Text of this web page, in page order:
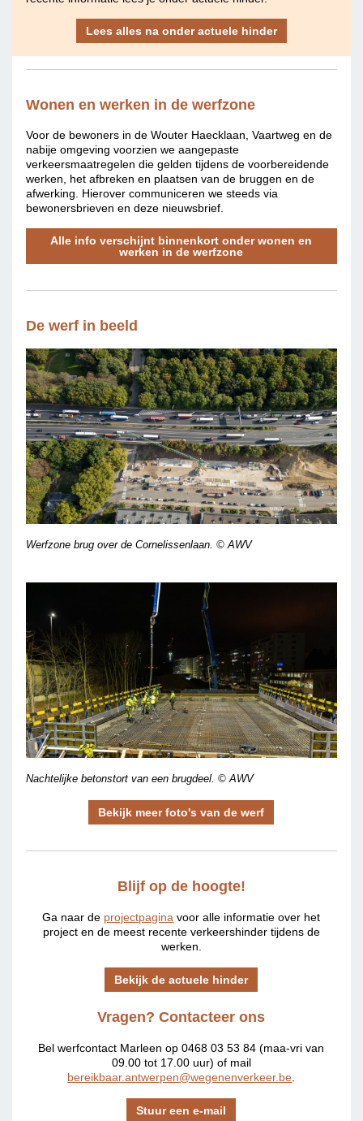
Lees alles na onder actuele hinder
Wonen en werken in de werfzone
Voor de bewoners in de Wouter Haecklaan, Vaartweg en de
nabije omgeving voorzien we aangepaste
verkeersmaatregelen die gelden tijdens de voorbereidende
werken, het afbreken en plaatsen van de bruggen en de
afwerking. Hierover communiceren we steeds via
bewonersbrieven en deze nieuwsbrief.
Alle info verschijnt binnenkort onder wonen en
werken in de werfzone
De werf in beeld
Werfzone brug over de Cornelissenlaan. © AWV
Nachtelijke betonstort van een brugdeel. © AWV
Bekijk meer foto's van de werf
Blijf op de hoogte!
Ga naar de projectpagina voor alle informatie over het
project en de meest recente verkeershinder tijdens de
werken.
Bekijk de actuele hinder
Vragen? Contacteer ons
Bel werfcontact Marleen op 0468 03 53 84 (maa-vri van
09.00 tot 17.00 uur) of mail
bereikbaar.antwerpen@wegenenverkeer.be
Stuur een e-mail